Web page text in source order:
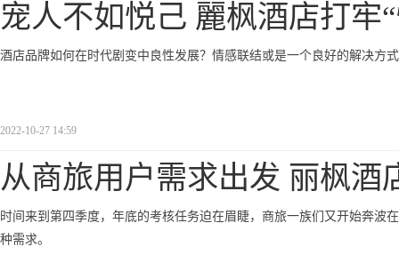
宠人不如悦己 麗枫酒店打牢
酒店品牌如何在时代剧变中良性发展？情感联结或是一个良好的解决方
2022-10-27 14:59
从商旅用户需求出发 丽枫酒
时间来到第四季度，年底的考核任务迫在眉睫，商旅一族们又开始奔波
种需求。